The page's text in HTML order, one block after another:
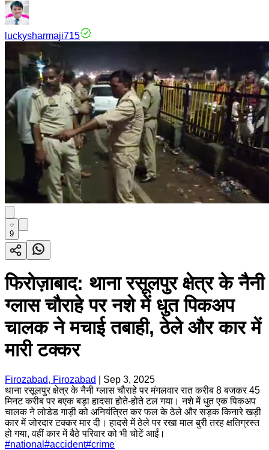
luckysharmaji715
9
फिरोज़ाबाद: थाना रसूलपुर क्षेत्र के नैनी
ग्लास चौराहे पर नशे में धुत पिकअप
चालक ने मचाई तबाही, ठेले और कार में
मारी टक्कर
Firozabad, Firozabad
Sep 3, 2025
थाना रसूलपुर क्षेत्र के नैनी ग्लास चौराहे पर मंगलवार रात करीब 8 बजकर 45
मिनट करीब पर बएक बड़ा हादसा होते-होते टल गया। नशे में धुत एक पिकअप
चालक ने लोडेड गाड़ी को अनियंत्रित कर फल के ठेले और सड़क किनारे खड़ी
कार में जोरदार टक्कर मार दी। हादसे में ठेले पर रखा माल बुरी तरह क्षतिग्रस्त
हो गया, वहीं कार में बैठे परिवार को भी चोटें आईं।
#national #accident#crime